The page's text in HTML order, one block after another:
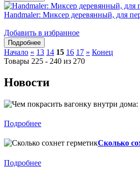
Handmaler: Миксер деревянный, для
Добавить в избранное
Начало « 13 14 15 16 17 » Конец
Товары 225 - 240 из 270
Новости
Подробнее
Сколько
Подробнее